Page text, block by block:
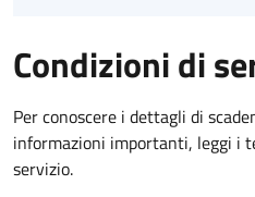
Condizioni di
Per conoscere i dettagli di
informazioni importanti, leggi i
servizio.